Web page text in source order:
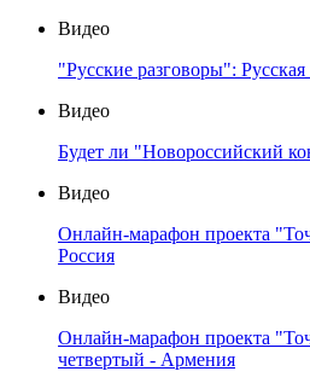
Видео
"Русские разговоры":
Видео
Будет ли "Новороссийский
Видео
Онлайн-марафон проекта
Россия
Видео
Онлайн-марафон проекта
четвертый - Армения